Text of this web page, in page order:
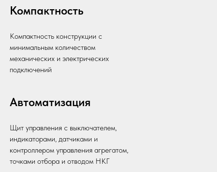
Компактность
Компактность конструкции с
минимальным количеством
механических и электрических
подключений
Автоматизация
Щит управления с выключателем,
индикаторами, датчиками и
контроллером управления агрегатом,
точками отбора и отводом НКГ